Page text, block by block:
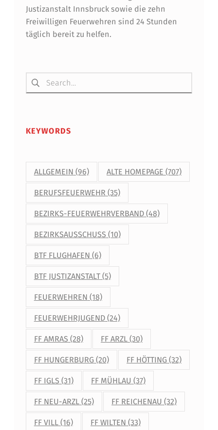
E
R
Justizanstalt Innsbruck sowie die zehn
Freiwilligen Feuerwehren sind 24 Stunden
täglich bereit zu helfen.
Suchen nach:
KEYWORDS
ALLGEMEIN (96) ALTE HOMEPAGE (707)
BERUFSFEUERWEHR (35)
BEZIRKS-FEUERWEHRVERBAND(48)
BEZIRKSAUSSCHUSS (10)
BTF FLUGHAFEN (6)
BTF JUSTIZANSTALT(5)
FEUERWEHREN (18)
FEUERWEHRJUGEND(24)
FF AMRAS (28) FF ARZL (30)
FF HUNGERBURG(20) FF HÖTTING (32)
FF IGLS (31) FF MÜHLAU (37)
FF NEU-ARZL(25) FF REICHENAU (32)
FF VILL(16) FF WILTEN (33)